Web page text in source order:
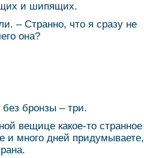
и шипящих.
– Странно, что я сразу не
она?
бронзы – три.
вещице какое-то странное
и много дней придумываете,